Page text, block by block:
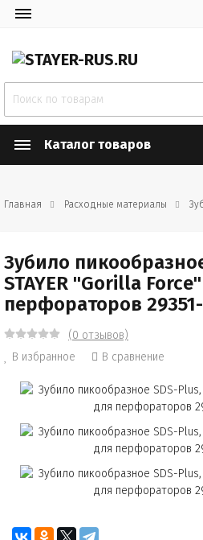
Каталог товаров
Главная Расходные материалы
Зубило
STAYER "Gorilla
перфораторов
(0 отзывов)
В избранное
В сравнение